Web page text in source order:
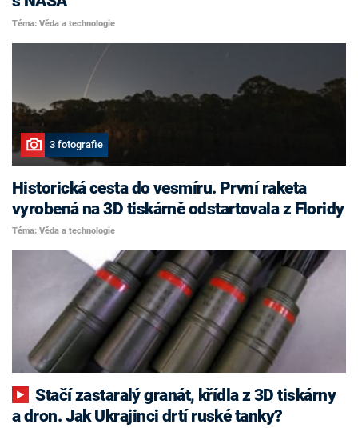
Téma: Věda a technologie
3 fotografie
Historická cesta do vesmíru. První raketa
vyrobená na 3D tiskárně odstartovala z Floridy
Téma: Věda a technologie
Stačí zastaralý granát, křídla z 3D tiskárny
a dron. Jak Ukrajinci drtí ruské tanky?